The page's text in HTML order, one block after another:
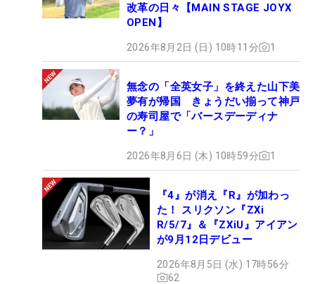
改革の日々【MAIN STAGE JOYX
OPEN】
2026年8月2日 (日) 10時11分 1
無念の「全英女子」を終えた山下美
夢有が帰国 きょうだい揃って神戸
の寿司屋で「バースデーディナ
ー？」
2026年8月6日 (木) 10時59分 1
『4』が消え『R』が加わっ
た！ スリクソン『ZXi
R/5/7』＆『ZXiU』アイアン
が9月12日デビュー
2026年8月5日 (水) 17時56分
62